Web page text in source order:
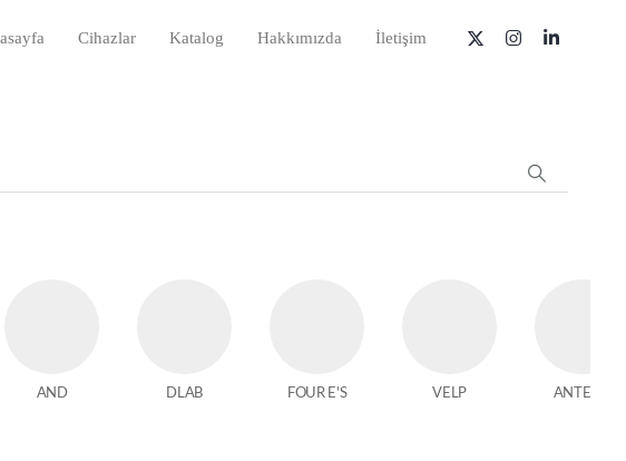
Cihazlar Katalog Hakkımızda İletişim
AND DLAB FOUR E'S VELP ANTECH